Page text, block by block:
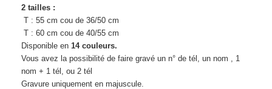
2 tailles :
T : 55 cm cou de 36/50 cm
T : 60 cm cou de 40/55 cm
Disponible en 14 couleurs.
Vous avez la possibilité de faire gravé un n° de tél, un nom , 1
nom + 1 tél, ou 2 tél
Gravure uniquement en majuscule.